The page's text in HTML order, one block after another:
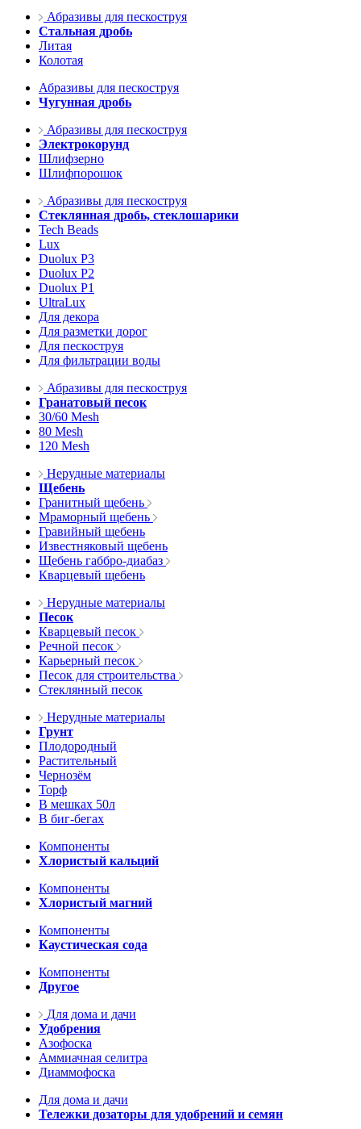
Абразивы для пескоструя
Стальная дробь
Литая
Колотая
Абразивы для пескоструя
Чугунная дробь
Абразивы для пескоструя
Электрокорунд
Шлифзерно
Шлифпорошок
Абразивы для пескоструя
Стеклянная дробь, стеклошарики
Tech Beads
Lux
Duolux P3
Duolux P2
Duolux P1
UltraLux
Для декора
Для разметки дорог
Для пескоструя
Для фильтрации воды
Абразивы для пескоструя
Гранатовый песок
30/60 Mesh
80 Mesh
120 Mesh
Нерудные материалы
Щебень
Гранитный щебень
Мраморный щебень
Гравийный щебень
Известняковый щебень
Щебень габбро-диабаз
Кварцевый щебень
Нерудные материалы
Песок
Кварцевый песок
Речной песок
Карьерный песок
Песок для строительства
Стеклянный песок
Нерудные материалы
Грунт
Плодородный
Растительный
Чернозём
Торф
В мешках 50л
В биг-бегах
Компоненты
Хлористый кальций
Компоненты
Хлористый магний
Компоненты
Каустическая сода
Компоненты
Другое
Для дома и дачи
Удобрения
Азофоска
Аммиачная селитра
Диаммофоска
Для дома и дачи
Тележки дозаторы для удобрений и семян